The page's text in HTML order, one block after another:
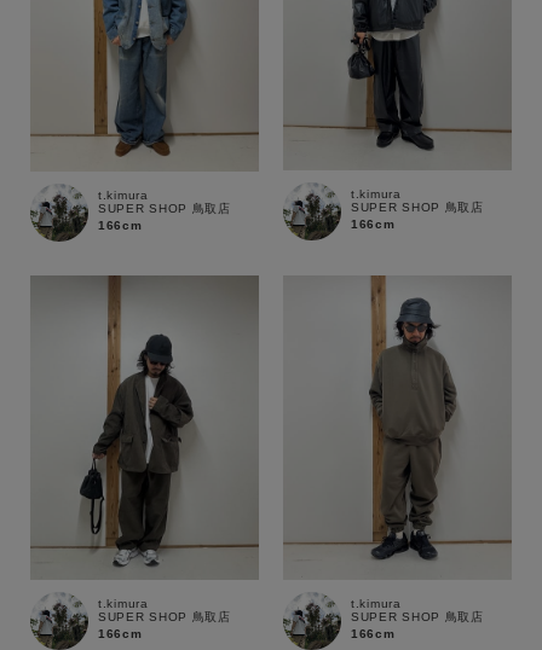
t.kimura
SUPER SHOP 鳥取店
166cm
t.kimura
SUPER SHOP 鳥取店
166cm
t.kimura
SUPER SHOP 鳥取店
166cm
t.kimura
SUPER SHOP 鳥取店
166cm